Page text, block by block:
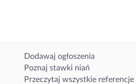
Dodawaj ogłoszenia
Poznaj stawki niań
Przeczytaj wszystkie referencje